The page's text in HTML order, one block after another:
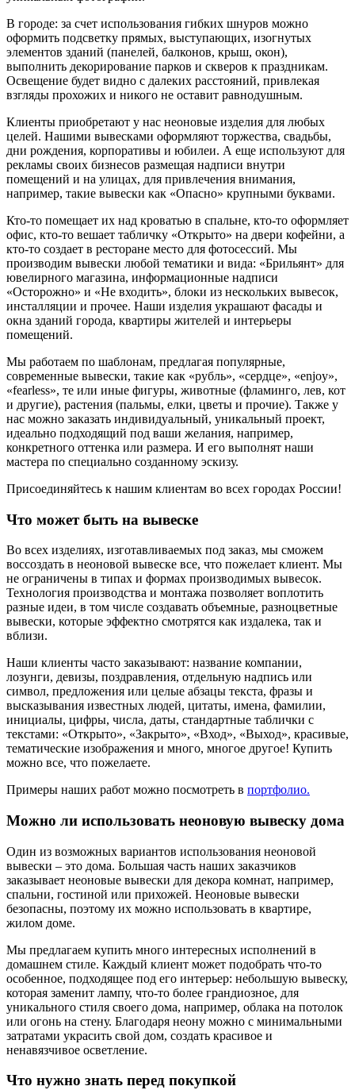
В городе: за счет использования гибких шнуров можно
оформить подсветку прямых, выступающих, изогнутых
элементов зданий (панелей, балконов, крыш, окон),
выполнить декорирование парков и скверов к праздникам.
Освещение будет видно с далеких расстояний, привлекая
взгляды прохожих и никого не оставит равнодушным.
Клиенты приобретают у нас неоновые изделия для любых
целей. Нашими вывесками оформляют торжества, свадьбы,
дни рождения, корпоративы и юбилеи. А еще используют для
рекламы своих бизнесов размещая надписи внутри
помещений и на улицах, для привлечения внимания,
например, такие вывески как «Опасно» крупными буквами.
Кто-то помещает их над кроватью в спальне, кто-то оформляет
офис, кто-то вешает табличку «Открыто» на двери кофейни, а
кто-то создает в ресторане место для фотосессий. Мы
производим вывески любой тематики и вида: «Брильянт» для
ювелирного магазина, информационные надписи
«Осторожно» и «Не входить», блоки из нескольких вывесок,
инсталляции и прочее. Наши изделия украшают фасады и
окна зданий города, квартиры жителей и интерьеры
помещений.
Мы работаем по шаблонам, предлагая популярные,
современные вывески, такие как «рубль», «сердце», «enjoy»,
«fearless», те или иные фигуры, животные (фламинго, лев, кот
и другие), растения (пальмы, елки, цветы и прочие). Также у
нас можно заказать индивидуальный, уникальный проект,
идеально подходящий под ваши желания, например,
конкретного оттенка или размера. И его выполнят наши
мастера по специально созданному эскизу.
Присоединяйтесь к нашим клиентам во всех городах России!
Что может быть на вывеске
Во всех изделиях, изготавливаемых под заказ, мы сможем
воссоздать в неоновой вывеске все, что пожелает клиент. Мы
не ограничены в типах и формах производимых вывесок.
Технология производства и монтажа позволяет воплотить
разные идеи, в том числе создавать объемные, разноцветные
вывески, которые эффектно смотрятся как издалека, так и
вблизи.
Наши клиенты часто заказывают: название компании,
лозунги, девизы, поздравления, отдельную надпись или
символ, предложения или целые абзацы текста, фразы и
высказывания известных людей, цитаты, имена, фамилии,
инициалы, цифры, числа, даты, стандартные таблички с
текстами: «Открыто», «Закрыто», «Вход», «Выход», красивые,
тематические изображения и много, многое другое! Купить
можно все, что пожелаете.
Примеры наших работ можно посмотреть в портфолио.
Можно ли использовать неоновую вывеску дома
Один из возможных вариантов использования неоновой
вывески – это дома. Большая часть наших заказчиков
заказывает неоновые вывески для декора комнат, например,
спальни, гостиной или прихожей. Неоновые вывески
безопасны, поэтому их можно использовать в квартире,
жилом доме.
Мы предлагаем купить много интересных исполнений в
домашнем стиле. Каждый клиент может подобрать что-то
особенное, подходящее под его интерьер: небольшую вывеску,
которая заменит лампу, что-то более грандиозное, для
уникального стиля своего дома, например, облака на потолок
или огонь на стену. Благодаря неону можно с минимальными
затратами украсить свой дом, создать красивое и
ненавязчивое осветление.
Что нужно знать перед покупкой